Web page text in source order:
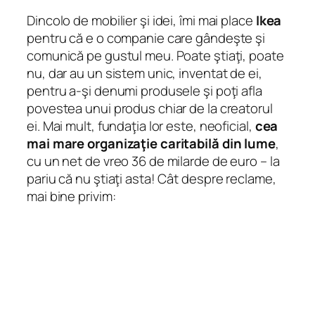
Dincolo de mobilier şi idei, îmi mai place Ikea
pentru că e o companie care gândeşte şi
comunică pe gustul meu. Poate ştiaţi, poate
nu, dar au un sistem unic, inventat de ei,
pentru a-şi denumi produsele şi poţi afla
povestea unui produs chiar de la creatorul
ei. Mai mult, fundaţia lor este, neoficial, cea
mai mare organizaţie caritabilă din lume,
cu un net de vreo 36 de milarde de euro – la
pariu că nu ştiaţi asta! Cât despre reclame,
mai bine privim: